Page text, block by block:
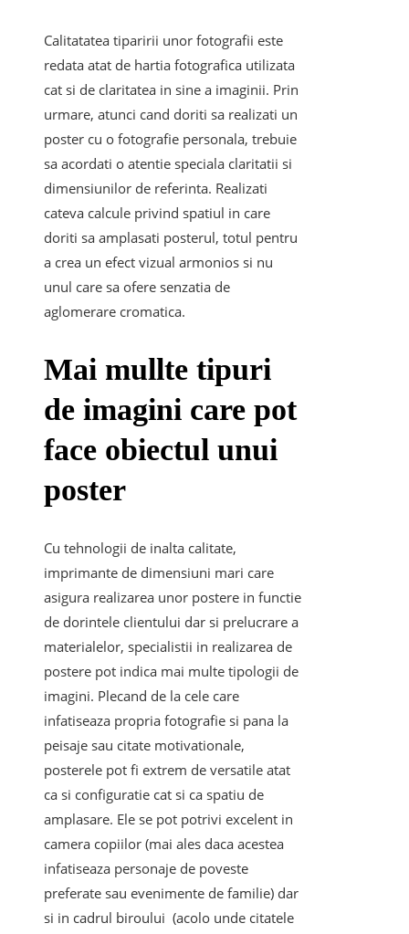
Calitatatea tiparirii unor fotografii este
redata atat de hartia fotografica utilizata
cat si de claritatea in sine a imaginii. Prin
urmare, atunci cand doriti sa realizati un
poster cu o fotografie personala, trebuie
sa acordati o atentie speciala claritatii si
dimensiunilor de referinta. Realizati
cateva calcule privind spatiul in care
doriti sa amplasati posterul, totul pentru
a crea un efect vizual armonios si nu
unul care sa ofere senzatia de
aglomerare cromatica.
Mai mullte tipuri
de imagini care pot
face obiectul unui
poster
Cu tehnologii de inalta calitate,
imprimante de dimensiuni mari care
asigura realizarea unor postere in functie
de dorintele clientului dar si prelucrare a
materialelor, specialistii in realizarea de
postere pot indica mai multe tipologii de
imagini. Plecand de la cele care
infatiseaza propria fotografie si pana la
peisaje sau citate motivationale,
posterele pot fi extrem de versatile atat
ca si configuratie cat si ca spatiu de
amplasare. Ele se pot potrivi excelent in
camera copiilor (mai ales daca acestea
infatiseaza personaje de poveste
preferate sau evenimente de familie) dar
si in cadrul biroului (acolo unde citatele